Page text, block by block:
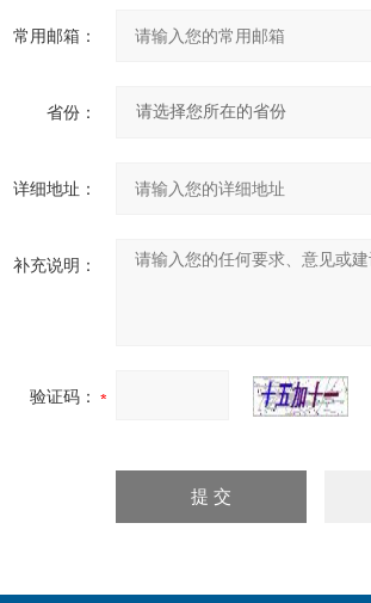
常用邮箱：
省份：
详细地址：
补充说明：
验证码：